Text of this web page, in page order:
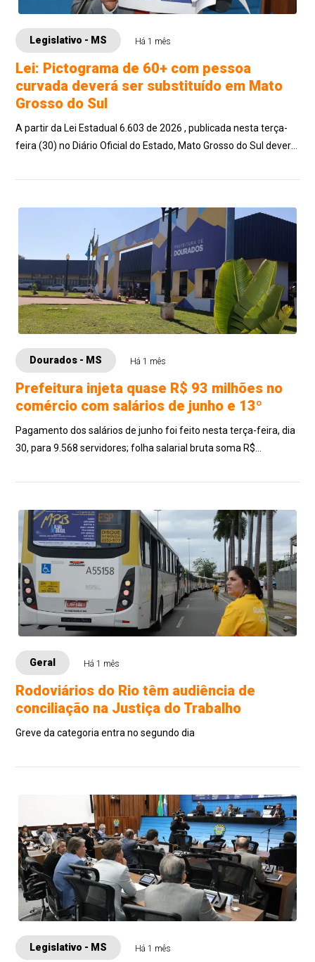
Legislativo - MS Há 1 mês
Lei: Pictograma de 60+ com pessoa
curvada deverá ser substituído em Mato
Grosso do Sul
A partir da Lei Estadual 6.603 de 2026 , publicada nesta terça-
feira (30) no Diário Oficial do Estado, Mato Grosso do Sul deverá
Dourados - MS Há 1 mês
Prefeitura injeta quase R$ 93 milhões no
comércio com salários de junho e 13º
Pagamento dos salários de junho foi feito nesta terça-feira, dia
30, para 9.568 servidores; folha salarial bruta soma R$
Geral Há 1 mês
Rodoviários do Rio têm audiência de
conciliação na Justiça do Trabalho
Greve da categoria entra no segundo dia
Legislativo - MS Há 1 mês